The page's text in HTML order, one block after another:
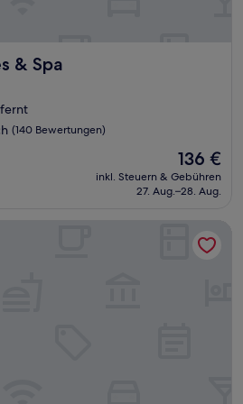
& Spa
(140 Bewertungen)
Der
Preis
beträgt
136 €
inkl. Steuern & Gebühren
27. Aug.–28. Aug.